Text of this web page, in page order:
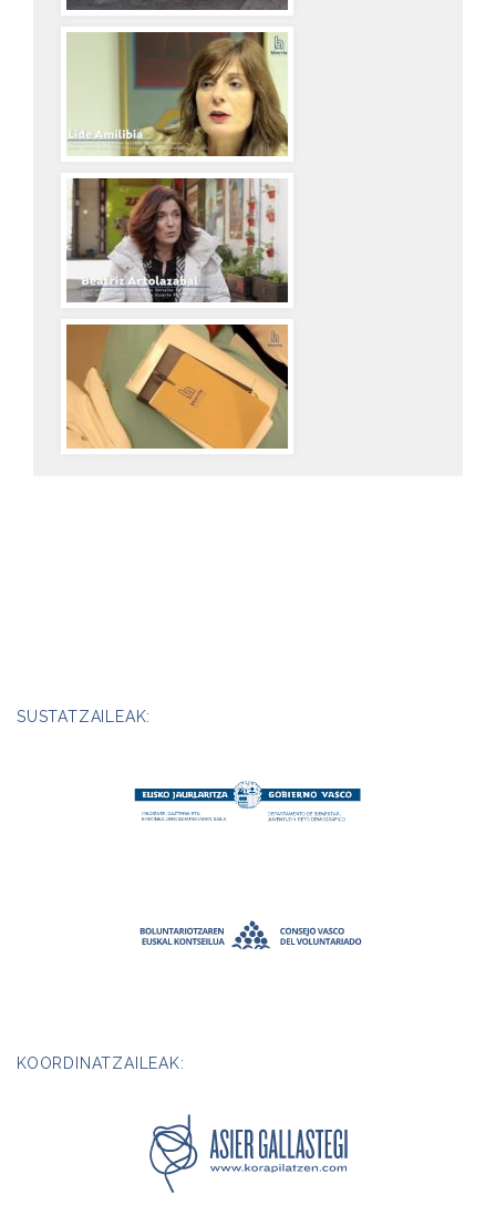
SUSTATZAILEAK:
KOORDINATZAILEAK: